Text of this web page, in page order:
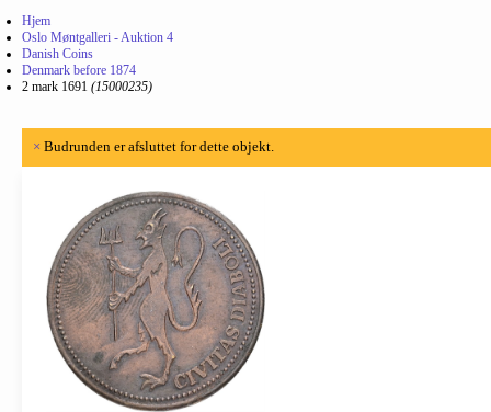
Hjem
Oslo Møntgalleri - Auktion 4
Danish Coins
Denmark before 1874
2 mark 1691 (15000235)
× Budrunden er afsluttet for dette objekt.